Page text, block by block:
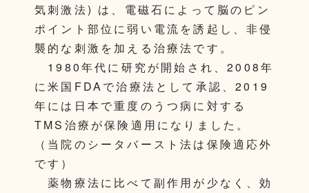
気刺激法) は、電磁石によって脳のピン
ポイント部位に弱い電流を誘起し、非侵
襲的な刺激を加える治療法です。
1980年代に研究が開始され、2008年
に米国FDAで治療法として承認、2019
年には日本で重度のうつ病に対する
TMS治療が保険適用になりました。
（当院のシータバースト法は保険適応外
です）
薬物療法に比べて副作用が少なく、効